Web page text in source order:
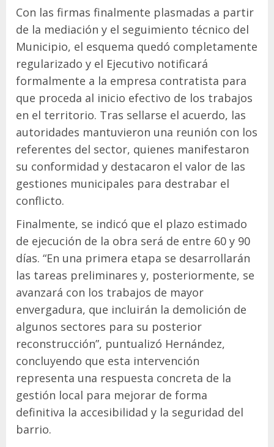
Con las firmas finalmente plasmadas a partir
de la mediación y el seguimiento técnico del
Municipio, el esquema quedó completamente
regularizado y el Ejecutivo notificará
formalmente a la empresa contratista para
que proceda al inicio efectivo de los trabajos
en el territorio. Tras sellarse el acuerdo, las
autoridades mantuvieron una reunión con los
referentes del sector, quienes manifestaron
su conformidad y destacaron el valor de las
gestiones municipales para destrabar el
conflicto.
Finalmente, se indicó que el plazo estimado
de ejecución de la obra será de entre 60 y 90
días. “En una primera etapa se desarrollarán
las tareas preliminares y, posteriormente, se
avanzará con los trabajos de mayor
envergadura, que incluirán la demolición de
algunos sectores para su posterior
reconstrucción”, puntualizó Hernández,
concluyendo que esta intervención
representa una respuesta concreta de la
gestión local para mejorar de forma
definitiva la accesibilidad y la seguridad del
barrio.